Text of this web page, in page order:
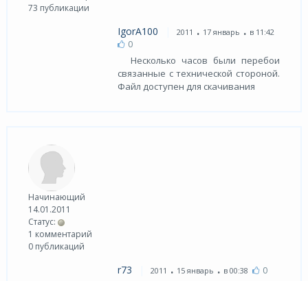
73 публикации
IgorA100 2011 . 17 январь . в 11:42
0
Несколько часов были перебои
связанные с технической стороной.
Файл доступен для скачивания
Начинающий
14.01.2011
Статус:
1 комментарий
0 публикаций
r73 2011 . 15 январь . в 00:38 0